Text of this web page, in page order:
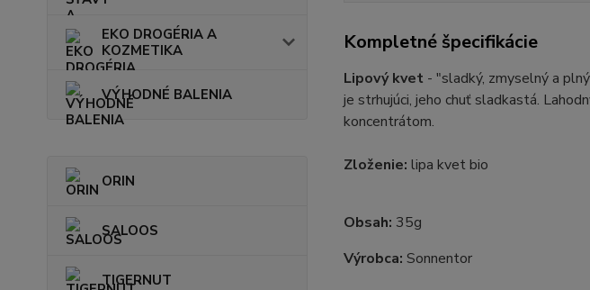
EKO DROGÉRIA A
KOZMETIKA
VÝHODNÉ BALENIA
ORIN
SALOOS
TIGERNUT
Kompletné špecifikácie
Lipový kvet - "sladký, zmyselný a
je strhujúci, jeho chuť sladkastá.
koncentrátom.
Zloženie: lipa kvet bio
Obsah: 35g
Výrobca: Sonnentor